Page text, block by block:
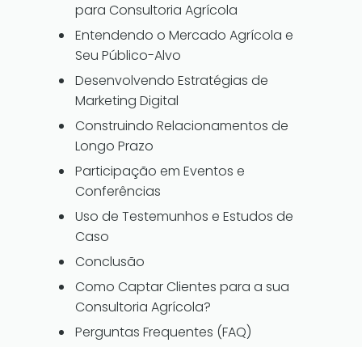
para Consultoria Agrícola
Entendendo o Mercado Agrícola e
Seu Público-Alvo
Desenvolvendo Estratégias de
Marketing Digital
Construindo Relacionamentos de
Longo Prazo
Participação em Eventos e
Conferências
Uso de Testemunhos e Estudos de
Caso
Conclusão
Como Captar Clientes para a sua
Consultoria Agrícola?
Perguntas Frequentes (FAQ)